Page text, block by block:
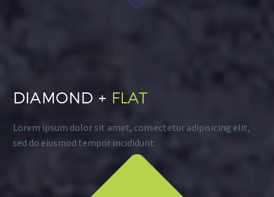
DIAMOND + FLAT
Lorem ipsum dolor sit amet, consectetur adipisicing elit,
sed do eiusmod tempor incididunt